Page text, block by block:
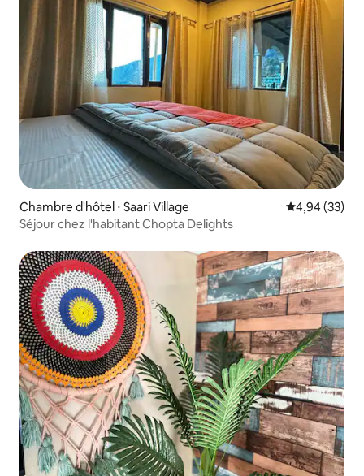
Chambre d'hôtel ⋅ Saari Village Évaluation
4,94 (33)
Séjour chez l'habitant Chopta Delights